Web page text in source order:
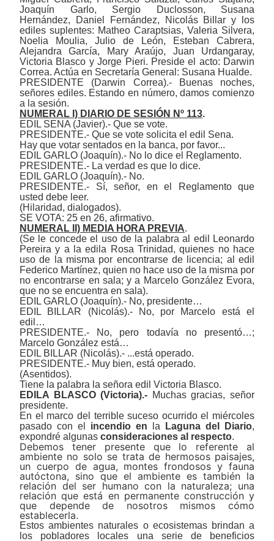
Joaquín Garlo, Sergio Duclosson, Susana
Hernández, Daniel Fernández, Nicolás Billar y
los
ediles suplentes: Matheo Caraptsias, Valeria Silvera,
Noelia Moulia, Julio de León, Esteban Cabrera,
Alejandra García, Mary Araújo, Juan Urdangaray,
Victoria Blasco y Jorge Pieri. Preside el acto: Darwin
Correa. Actúa en Secretaría General: Susana Hualde.
PRESIDENTE (Darwin Correa).- Buenas noches,
señores ediles. Estando en número, damos comienzo
a la sesión.
NUMERAL I) DIARIO DE SESIÓN Nº 113.
EDIL SENA (Javier).- Que se vote.
PRESIDENTE.- Que se vote solicita el edil Sena.
Hay que votar sentados en la banca, por favor...
EDIL GARLO (Joaquín).- No lo dice el Reglamento.
PRESIDENTE.- La verdad es que lo dice.
EDIL GARLO (Joaquín).- No.
PRESIDENTE.- Sí, señor, en el Reglamento que
usted debe leer.
(Hilaridad, dialogados).
SE VOTA: 25 en 26, afirmativo.
NUMERAL II) MEDIA HORA PREVIA.
(Se le concede el uso de la palabra al edil Leonardo
Pereira y a la edila Rosa Trinidad, quienes no hace
uso de la misma por encontrarse de licencia; al edil
Federico Martínez, quien no hace uso de la misma por
no encontrarse en sala; y a Marcelo González Evora,
que no se encuentra en sala).
EDIL GARLO (Joaquín).- No, presidente…
EDIL BILLAR (Nicolás).- No, por Marcelo está el
edil…
PRESIDENTE.- No, pero todavía no presentó…;
Marcelo González está…
EDIL BILLAR (Nicolás).- ...está operado.
PRESIDENTE.- Muy bien, está operado.
(Asentidos).
Tiene la palabra la señora edil Victoria Blasco.
EDILA BLASCO (Victoria).- Muchas gracias, señor
presidente.
En el marco del terrible suceso ocurrido el miércoles
pasado con el incendio en la Laguna del Diario,
expondré algunas consideraciones al respecto.
Debemos tener presente que lo referente al
ambiente no solo se trata de hermosos paisajes,
un cuerpo de agua, montes frondosos y fauna
autóctona, sino que el ambiente es también la
relación del ser humano con la naturaleza; una
relación que está en permanente construcción y
que depende de nosotros mismos cómo
establecerla.
Estos ambientes naturales o ecosistemas brindan a
los pobladores locales una serie de beneficios